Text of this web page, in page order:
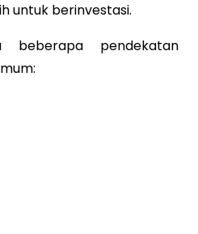
untuk berinvestasi.
beberapa pendekatan